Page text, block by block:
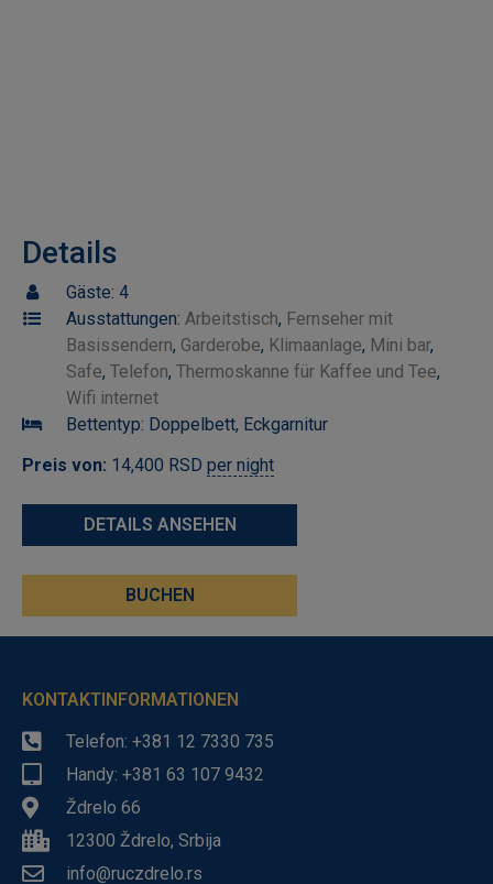
Details
Gäste: 4
Ausstattungen: Arbeitstisch, Fernseher mit
Basissendern, Garderobe, Klimaanlage, Mini bar,
Safe, Telefon, Thermoskanne für Kaffee und Tee,
Wifi internet
Bettentyp: Doppelbett, Eckgarnitur
Preis von: 14,400 RSD per night
DETAILS ANSEHEN
BUCHEN
KONTAKTINFORMATIONEN
Telefon: +381 12 7330 735
Handy: +381 63 107 9432
Ždrelo 66
12300 Ždrelo, Srbija
info@ruczdrelo.rs